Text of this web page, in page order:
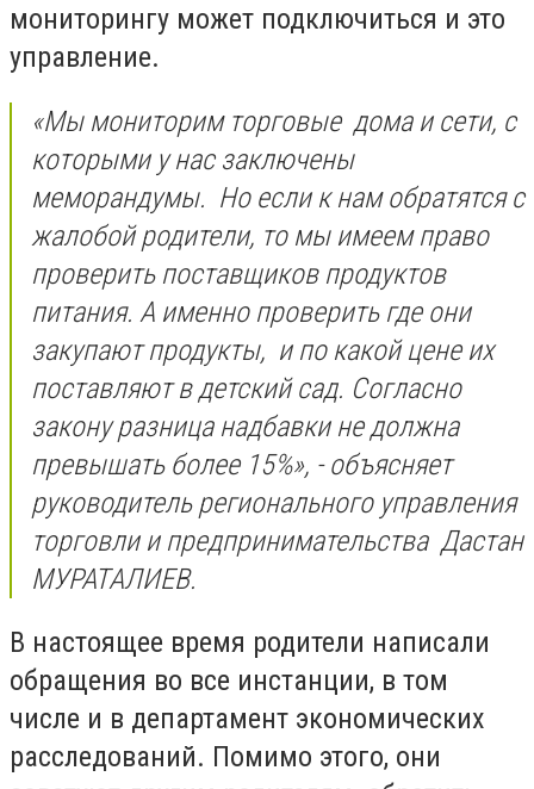
мониторингу может подключиться и это
управление.
«Мы мониторим торговые дома и сети, с
которыми у нас заключены
меморандумы. Но если к нам обратятся с
жалобой родители, то мы имеем право
проверить поставщиков продуктов
питания. А именно проверить где они
закупают продукты, и по какой цене их
поставляют в детский сад. Согласно
закону разница надбавки не должна
превышать более 15%», - объясняет
руководитель регионального управления
торговли и предпринимательства Дастан
МУРАТАЛИЕВ.
В настоящее время родители написали
обращения во все инстанции, в том
числе и в департамент экономических
расследований. Помимо этого, они